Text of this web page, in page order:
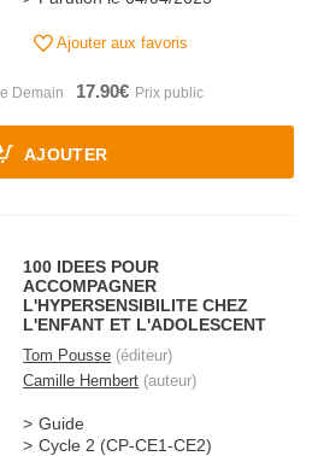
Ajouter aux favoris
17.90€
AJOUTER
100 IDEES POUR
ACCOMPAGNER
L'HYPERSENSIBILITE CHEZ
L'ENFANT ET L'ADOLESCENT
Tom Pousse (éditeur)
Camille Hembert (auteur)
Guide
Cycle 2 (CP-CE1-CE2)